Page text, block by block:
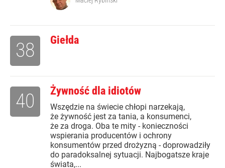
Giełda
38
Żywność dla idiotów
Wszędzie na świecie chłopi narzekają,
że żywność jest za tania, a konsumenci,
że za droga. Oba te mity - konieczności
wspierania producentów i ochrony
konsumentów przed drożyzną - doprowadziły
do paradoksalnej sytuacji. Najbogatsze kraje
świata,...
40